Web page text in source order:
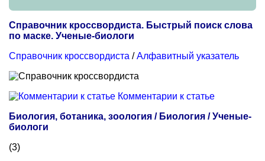
Справочник кроссвордиста. Быстрый поиск слова
по маске. Ученые-биологи
Справочник кроссвордиста /Алфавитный указатель
Комментарии к статье
Биология, ботаника, зоология / Биология / Ученые-
биологи
(3)